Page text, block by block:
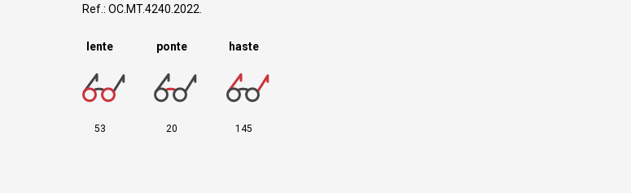
Ref.: OC.MT.4240.2022.
lente
53
ponte
20
haste
145